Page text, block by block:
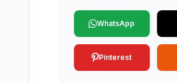
WhatsApp
Pinterest